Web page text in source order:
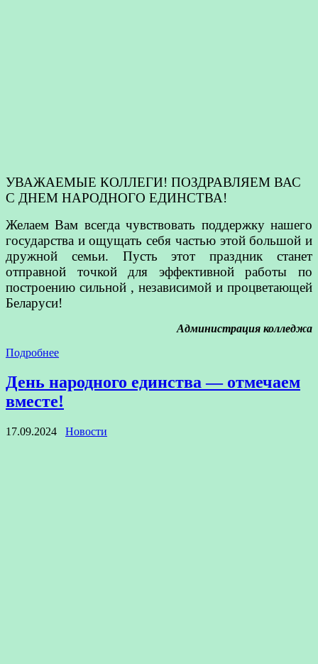
УВАЖАЕМЫЕ КОЛЛЕГИ! ПОЗДРАВЛЯЕМ ВАС
С ДНЕМ НАРОДНОГО ЕДИНСТВА!
Желаем Вам всегда чувствовать поддержку нашего
государства и ощущать себя частью этой большой и
дружной семьи. Пусть этот праздник станет
отправной точкой для эффективной работы по
построению сильной , независимой и процветающей
Беларуси!
Администрация колледжа
Подробнее
День народного единства — отмечаем
вместе!
17.09.2024 Новости